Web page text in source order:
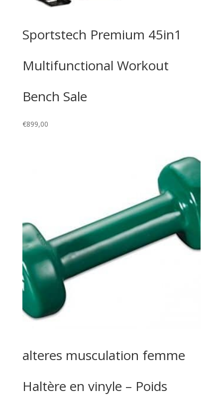
Sportstech Premium 45in1
Multifunctional Workout
Bench Sale
€899,00
alteres musculation femme
Haltère en vinyle – Poids